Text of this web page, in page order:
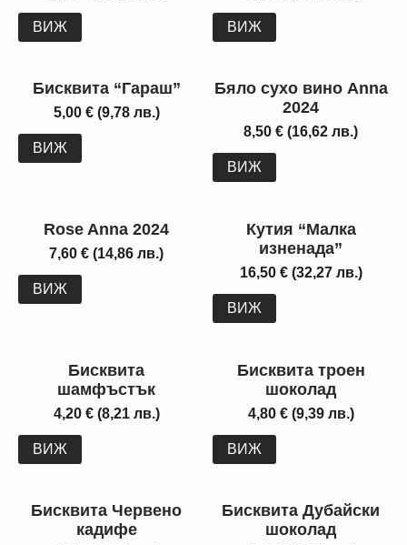
ВИЖ ВИЖ
Бисквита “Гараш”
5,00 €(9,78 лв.)
ВИЖ
Бяло сухо вино Anna
2024
8,50 € (16,62 лв.)
ВИЖ
Rose Anna 2024
7,60 € (14,86 лв.)
ВИЖ
Кутия “Малка
изненада”
16,50 €(32,27 лв.)
ВИЖ
Бисквита
шамфъстък
4,20 €(8,21 лв.)
ВИЖ
Бисквита троен
шоколад
4,80 €(9,39 лв.)
ВИЖ
Бисквита Червено
кадифе
Бисквита Дубайски
шоколад